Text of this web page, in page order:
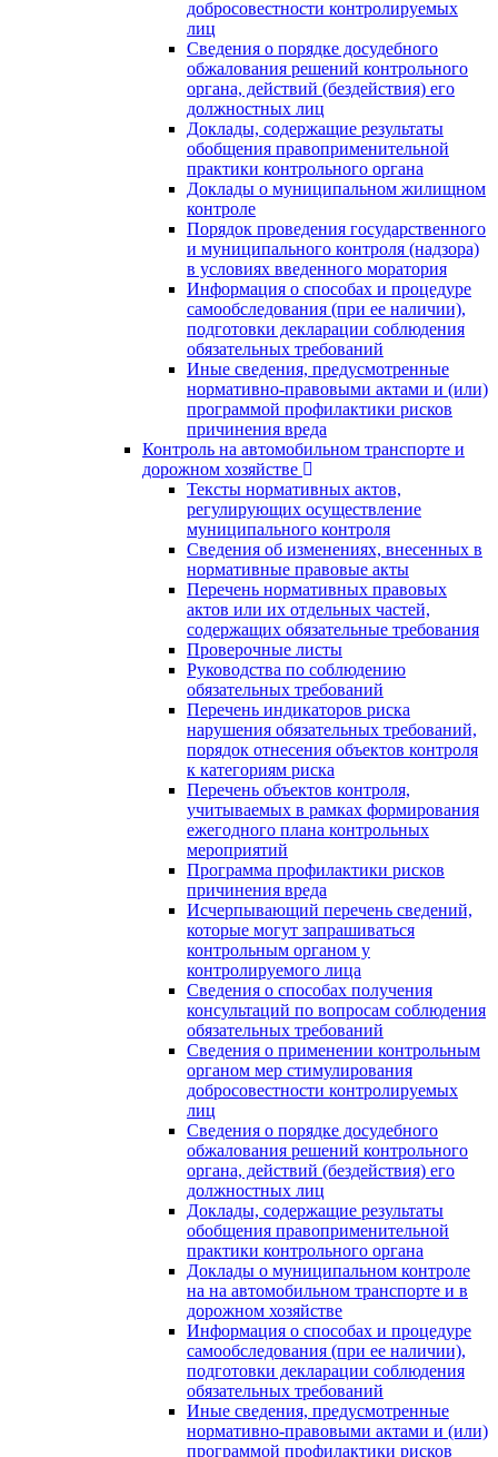
добросовестности контролируемых
лиц
Сведения о порядке досудебного
обжалования решений контрольного
органа, действий (бездействия) его
должностных лиц
Доклады, содержащие результаты
обобщения правоприменительной
практики контрольного органа
Доклады о муниципальном жилищном
контроле
Порядок проведения государственного
и муниципального контроля (надзора)
в условиях введенного моратория
Информация о способах и процедуре
самообследования (при ее наличии),
подготовки декларации соблюдения
обязательных требований
Иные сведения, предусмотренные
нормативно-правовыми актами и (или)
программой профилактики рисков
причинения вреда
Контроль на автомобильном транспорте и
дорожном хозяйстве
Тексты нормативных актов,
регулирующих осуществление
муниципального контроля
Сведения об изменениях, внесенных в
нормативные правовые акты
Перечень нормативных правовых
актов или их отдельных частей,
содержащих обязательные требования
Проверочные листы
Руководства по соблюдению
обязательных требований
Перечень индикаторов риска
нарушения обязательных требований,
порядок отнесения объектов контроля
к категориям риска
Перечень объектов контроля,
учитываемых в рамках формирования
ежегодного плана контрольных
мероприятий
Программа профилактики рисков
причинения вреда
Исчерпывающий перечень сведений,
которые могут запрашиваться
контрольным органом у
контролируемого лица
Сведения о способах получения
консультаций по вопросам соблюдения
обязательных требований
Сведения о применении контрольным
органом мер стимулирования
добросовестности контролируемых
лиц
Сведения о порядке досудебного
обжалования решений контрольного
органа, действий (бездействия) его
должностных лиц
Доклады, содержащие результаты
обобщения правоприменительной
практики контрольного органа
Доклады о муниципальном контроле
на на автомобильном транспорте и в
дорожном хозяйстве
Информация о способах и процедуре
самообследования (при ее наличии),
подготовки декларации соблюдения
обязательных требований
Иные сведения, предусмотренные
нормативно-правовыми актами и (или)
программой профилактики рисков